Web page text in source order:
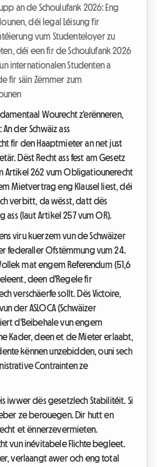
an de Schoulufank 2026: Eng
déi legal Léisung fir
vum Studenteloyer zu
déi een fir de Schoulufank 2026
internationalen Studenten a
fir säin Zëmmer zum
Wourecht z'erënneren,
der Schwäiz ass
fir den Haaptmieter an net just
Dëst Recht ass fest am Gesetz
Artikel 262 vum Obligatiounerecht
Mietvertrag eng Klausel liest, déi
verbitt, da wësst, datt dës
ass (laut Artikel 257 vum OR).
viru kuerzem vun de Schwäizer
federaller Ofstëmmung vum 24.
mat engem Referendum (51,6
deen d'Regele fir
verschäerfe sollt. Dës Victoire,
der ASLOCA (Schwäizer
d'Beibehale vun engem
Kader, deen et de Mieter erlaabt,
kënnen unzebidden, ouni sech
Contrainten ze
iwwer dës gesetzlech Stabilitéit. Si
ze berouegen. Dir hutt en
et ënnerzevermieten.
vun inévitabele Flichte begleet.
verlaangt awer och eng total